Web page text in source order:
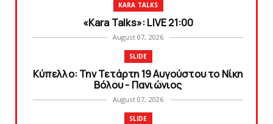
KARA TALKS
«Kara Talks»: LIVE 21:00
August 07, 2026
SLIDE
Κύπελλο: Την Τετάρτη 19 Αυγούστου το Νίκη
Βόλου - Πανιώνιος
August 07, 2026
SLIDE